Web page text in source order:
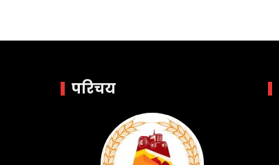
परिचय